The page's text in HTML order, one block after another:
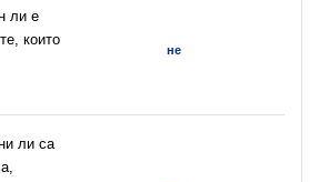
ли е
които
не
ли са